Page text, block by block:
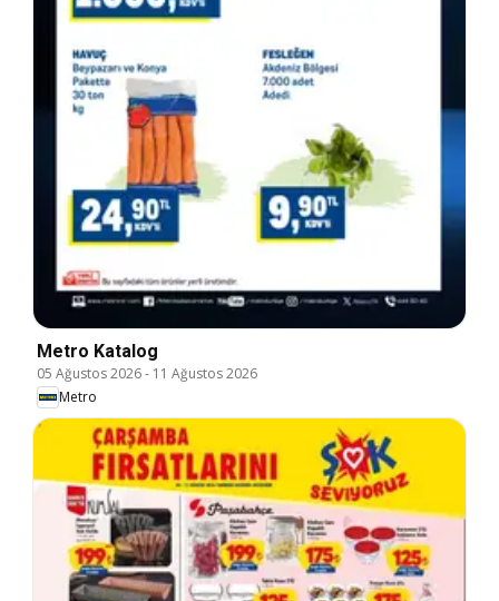
Metro Katalog
05 Ağustos 2026- 11 Ağustos 2026
Metro